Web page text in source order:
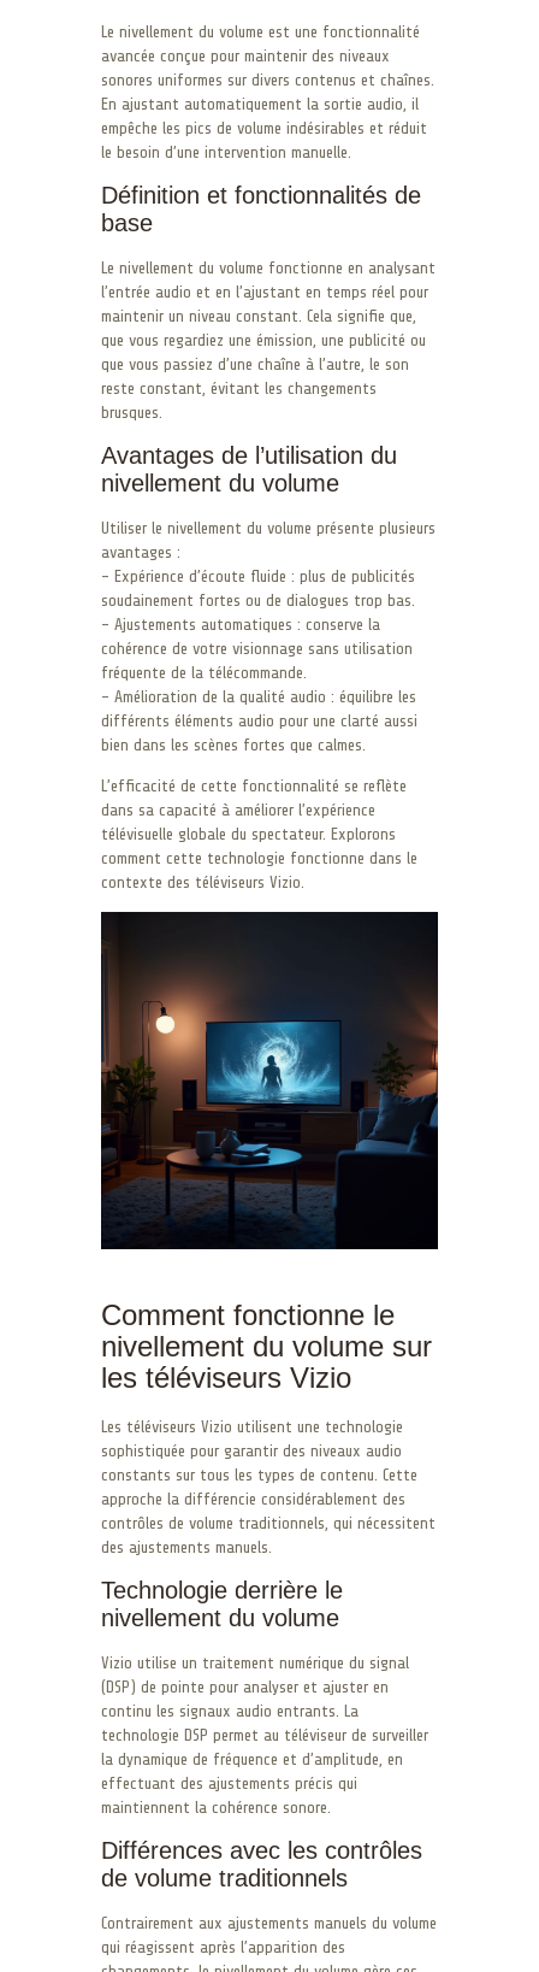
Le nivellement du volume est une fonctionnalité
avancée conçue pour maintenir des niveaux
sonores uniformes sur divers contenus et chaînes.
En ajustant automatiquement la sortie audio, il
empêche les pics de volume indésirables et réduit
le besoin d’une intervention manuelle.
Définition et fonctionnalités de
base
Le nivellement du volume fonctionne en analysant
l’entrée audio et en l’ajustant en temps réel pour
maintenir un niveau constant. Cela signifie que,
que vous regardiez une émission, une publicité ou
que vous passiez d’une chaîne à l’autre, le son
reste constant, évitant les changements
brusques.
Avantages de l’utilisation du
nivellement du volume
Utiliser le nivellement du volume présente plusieurs
avantages :
– Expérience d’écoute fluide : plus de publicités
soudainement fortes ou de dialogues trop bas.
– Ajustements automatiques : conserve la
cohérence de votre visionnage sans utilisation
fréquente de la télécommande.
– Amélioration de la qualité audio : équilibre les
différents éléments audio pour une clarté aussi
bien dans les scènes fortes que calmes.
L’efficacité de cette fonctionnalité se reflète
dans sa capacité à améliorer l’expérience
télévisuelle globale du spectateur. Explorons
comment cette technologie fonctionne dans le
contexte des téléviseurs Vizio.
Comment fonctionne le
nivellement du volume sur
les téléviseurs Vizio
Les téléviseurs Vizio utilisent une technologie
sophistiquée pour garantir des niveaux audio
constants sur tous les types de contenu. Cette
approche la différencie considérablement des
contrôles de volume traditionnels, qui nécessitent
des ajustements manuels.
Technologie derrière le
nivellement du volume
Vizio utilise un traitement numérique du signal
(DSP) de pointe pour analyser et ajuster en
continu les signaux audio entrants. La
technologie DSP permet au téléviseur de surveiller
la dynamique de fréquence et d’amplitude, en
effectuant des ajustements précis qui
maintiennent la cohérence sonore.
Différences avec les contrôles
de volume traditionnels
Contrairement aux ajustements manuels du volume
qui réagissent après l’apparition des